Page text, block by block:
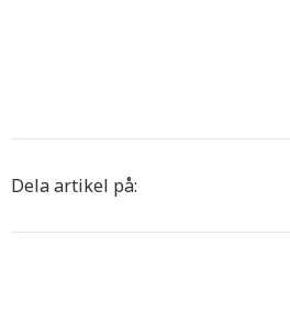
Dela artikel på: